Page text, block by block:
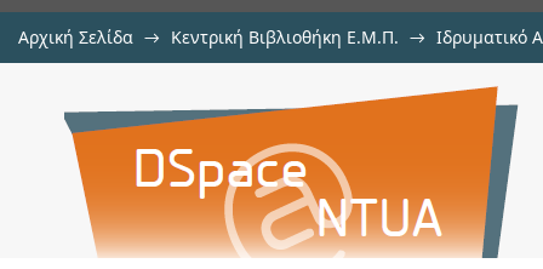
Αρχική Σελίδα → Κεντρική Βιβλιοθήκη Ε.Μ.Π. → Ιδρυματικό
Διερεύνηση της λειτουργίας
σταδίου για τη βιολογική